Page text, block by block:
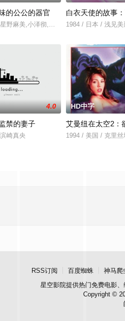
的公公的器官
野麻美,小泽彻,有村望海
白衣天使的故事
1984 / 日本 / 浅见美
4.0
禁的妻子
崎真央
HD中字
艾曼纽在太空2：
1994 / 美国 / 克里
RSS订阅 百度蜘蛛 神马爬
星空影院提供热门免费电影
Copyright ©